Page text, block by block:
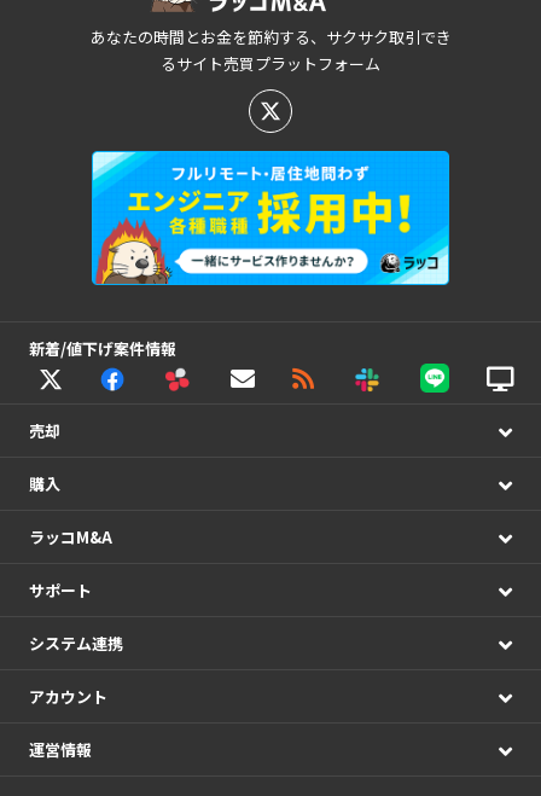
あなたの時間とお金を節約する、サクサク取引でき
るサイト売買プラットフォーム
新着/値下げ案件情報
売却
購入
ラッコM&A
サポート
システム連携
アカウント
運営情報